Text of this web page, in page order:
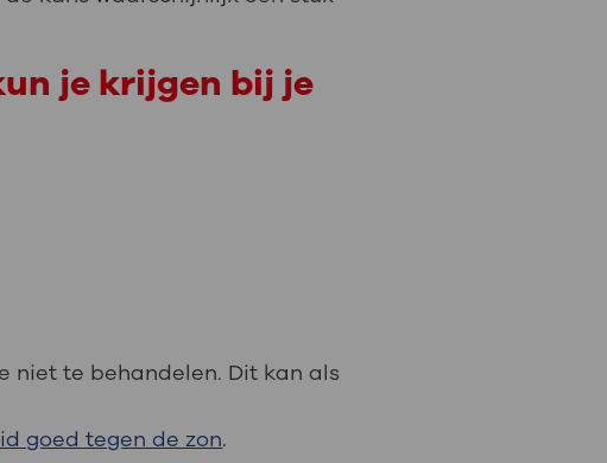
je krijgen bij je
niet te behandelen. Dit kan als
goed tegen de zon.